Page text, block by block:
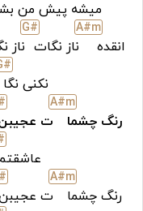
میشه پیش من
انقده
A#m
ناز نگات
G#
ناز
نکنی نگا
رنگ چشما
A#m
ت
رنگ چشما
A#m
ت